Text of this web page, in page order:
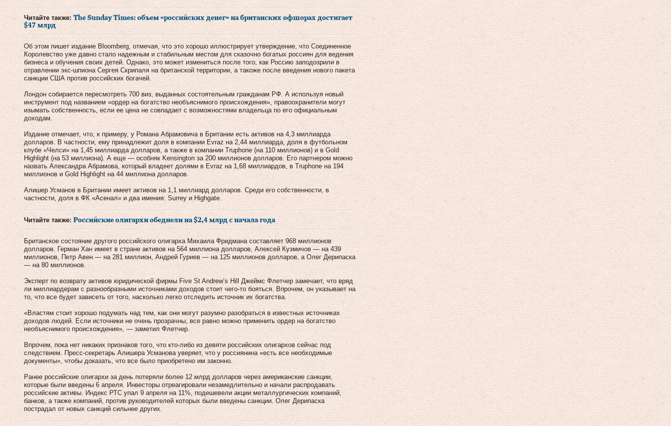
Читайте также: The Sunday Times: объем «российских денег» на британских офшорах достигает
$47 млрд
Об этом пишет издание Bloomberg, отмечая, что это хорошо иллюстрирует утверждение, что Соединенное
Королевство уже давно стало надежным и стабильным местом для сказочно богатых россиян для ведения
бизнеса и обучения своих детей. Однако, это может измениться после того, как Россию заподозрили в
отравлении экс-шпиона Сергея Скрипаля на британской территории, а такоже после введения нового пакета
санкции США против российских богачей.
Лондон собирается пересмотреть 700 виз, выданных состоятельным гражданам РФ. А используя новый
инструмент под названием «ордер на богатство необъяснимого происхождения», правоохранители могут
изымать собственность, если ее цена не совпадает с возможностями владельца по его официальным
доходам.
Издание отмечает, что, к примеру, у Романа Абрамовича в Британии есть активов на 4,3 миллиарда
долларов. В частности, ему принадлежит доля в компании Evraz на 2,44 миллиарда, доля в футбольном
клубе «Челси» на 1,45 миллиарда долларов, а также в компании Truphone (на 110 миллионов) и в Gold
Highlight (на 53 миллиона). А еще — особняк Kensington за 200 миллионов долларов. Его партнером можно
назвать Александра Абрамова, который владеет долями в Evraz на 1,68 миллиардов, в Truphone на 194
миллионов и Gold Highlight на 44 миллиона долларов.
Алишер Усманов в Британии имеет активов на 1,1 миллиард долларов. Среди его собственности, в
частности, доля в ФК «Асенал» и два имения: Surrey и Highgate.
Читайте также: Российские олигархи обеднели на $2,4 млрд с начала года
Британское состояние другого российского олигарха Михаила Фридмана составляет 968 миллионов
долларов. Герман Хан имеет в стране активов на 564 миллиона долларов, Алексей Кузмичов — на 439
миллионов, Петр Авен — на 281 миллион, Андрей Гуриев — на 125 миллионов долларов, а Олег Дерипаска
— на 80 миллионов.
Эксперт по возврату активов юридической фирмы Five St Andrew’s Hill Джеймс Флетчер замечает, что вряд
ли миллиардерам с разнообразными источниками доходов стоит чего-то бояться. Впрочем, он указывает на
то, что все будет зависеть от того, насколько легко отследить источник их богатства.
«Властям стоит хорошо подумать над тем, как они могут разумно разобраться в известных источниках
доходов людей. Если источники не очень прозрачны, все равно можно применить ордер на богатство
необъяснимого происхождения», — заметил Флетчер.
Впрочем, пока нет никаких признаков того, что кто-либо из девяти российских олигархов сейчас под
следствием. Пресс-секретарь Алишера Усманова уверяет, что у россиянина «есть все необходимые
документы», чтобы доказать, что все было приобретено им законно.
Ранее российские олигархи за день потеряли более 12 млрд долларов через американские санкции,
которые были введены 6 апреля. Инвесторы отреагировали незамедлительно и начали распродавать
российские активы. Индекс РТС упал 9 апреля на 11%, подешевели акции металлургических компаний,
банков, а также компаний, против руководителей которых были введены санкции. Олег Дерипаска
пострадал от новых санкций сильнее других.